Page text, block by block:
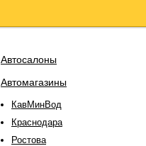
Автосалоны
Автомагазины
КавМинВод
Краснодара
Ростова